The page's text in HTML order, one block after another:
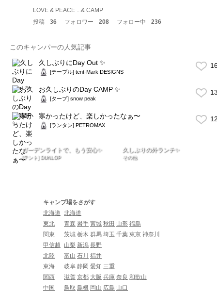
LOVE & PEACE ...& CAMP
投稿
36 フォロワー 208 フォロー中 236
このキャンパーの人気記事
久しぶりにDay Out ✨
[テーブル] tent-Mark DESIGNS
お久しぶりのDay CAMP ✨
[タープ] snow peak
寒かったけど、楽しかったなぁ〜
[ランタン] PETROMAX
ガーデンライトで、もう安心✨
[テント] DUNLOP
久しぶりの外ランチ✨
その他
キャンプ場をさがす
北海道 北海道
東北
青森 岩手 宮城 秋田 山形 福島
関東
茨城 栃木 群馬 埼玉 千葉 東京 神奈川
甲信越
山梨 新潟 長野
北陸
富山 石川 福井
東海
岐阜 静岡 愛知 三重
関西
滋賀 京都 大阪 兵庫 奈良 和歌山
中国
鳥取 島根 岡山 広島 山口